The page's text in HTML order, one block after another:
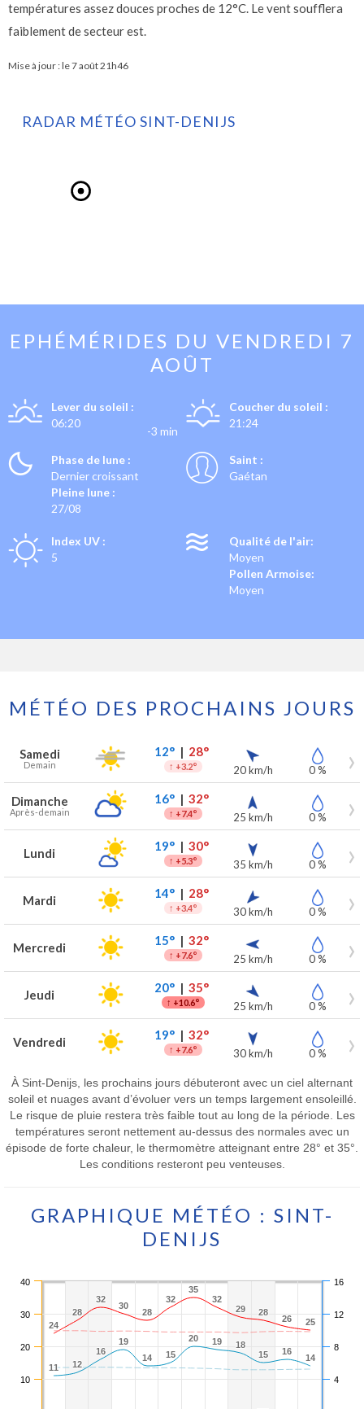
températures assez douces proches de 12°C. Le vent soufflera
faiblement de secteur est.
Mise à jour : le7 août 21h46
RADAR MÉTÉO SINT-DENIJS
EPHÉMÉRIDES DU VENDREDI 7
AOÛT
Lever du soleil :
06:20
-3 min
Coucher du soleil :
21:24
Phase de lune :
Dernier croissant
Pleine lune :
27/08
Saint :
Gaétan
Index UV :
5
Qualité de l'air:
Moyen
Pollen Armoise:
Moyen
MÉTÉO DES PROCHAINS JOURS
Prévisions météo à Sint-Denijs pour les 7 prochains jours
Jour Météo Températures Vent Précipitations
Samedi
Demain
12°| 28°
↑ +3.2° 20 km/h 0 %
Dimanche
Après-demain
16°| 32°
↑ +7.4° 25 km/h 0 %
Lundi 19°| 30°
↑ +5.3° 35 km/h 0 %
Mardi 14°| 28°
↑ +3.4° 30 km/h 0 %
Mercredi 15°| 32°
↑ +7.6° 25 km/h 0 %
Jeudi 20°| 35°
↑ +10.6° 25 km/h 0 %
Vendredi 19°| 32°
↑ +7.6° 30 km/h 0 %
À Sint-Denijs, les prochains jours débuteront avec un ciel alternant
soleil et nuages avant d’évoluer vers un temps largement ensoleillé.
Le risque de pluie restera très faible tout au long de la période. Les
températures seront nettement au-dessus des normales avec un
épisode de forte chaleur, le thermomètre atteignant entre 28° et 35°.
Les conditions resteront peu venteuses.
GRAPHIQUE MÉTÉO : SINT-
DENIJS
24
24
28
28
32
32
30
30
28
28
32
32
35
35
32
32
29
29 28
28
26
26 25
25
11
11 12
12
16
16
19
19
14
14 15
15
20
20 19
19 18
18
15
15 16
16
14
14
10
20
30
40
4
8
12
16